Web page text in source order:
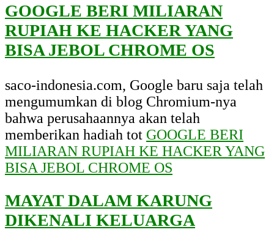
GOOGLE BERI MILIARAN
RUPIAH KE HACKER YANG
BISA JEBOL CHROME OS
saco-indonesia.com, Google baru saja telah
mengumumkan di blog Chromium-nya
bahwa perusahaannya akan telah
memberikan hadiah tot GOOGLE BERI
MILIARAN RUPIAH KE HACKER YANG
BISA JEBOL CHROME OS
MAYAT DALAM KARUNG
DIKENALI KELUARGA